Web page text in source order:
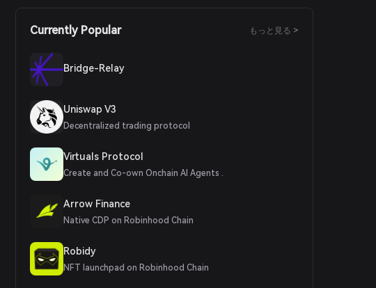
Currently Popular もっと見る >
Bridge-Relay
Uniswap V3
Decentralized trading protocol
Virtuals Protocol
Create and Co-own Onchain AI Agents .
Arrow Finance
Native CDP on Robinhood Chain
Robidy
NFT launchpad on Robinhood Chain